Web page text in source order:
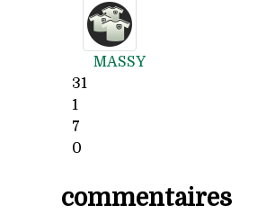
MASSY
31
1
7
0
commentaires